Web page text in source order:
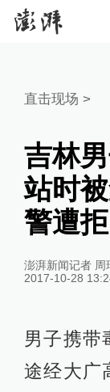
直击现场 >
吉林
站时
警遭拒
澎湃新闻记者 周
2017-10-28
男子携带
途经大广